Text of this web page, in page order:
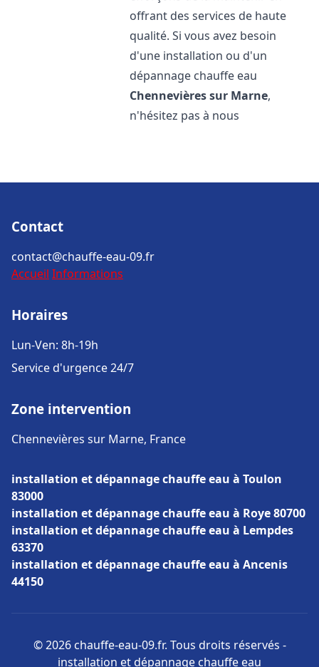
offrant des services de haute
qualité. Si vous avez besoin
d'une installation ou d'un
dépannage chauffe eau
Chennevières sur Marne,
n'hésitez pas à nous
Contact
contact@chauffe-eau-09.fr
Accueil Informations
Horaires
Lun-Ven: 8h-19h
Service d'urgence 24/7
Zone intervention
Chennevières sur Marne, France
installation et dépannage chauffe eau à Toulon
83000
installation et dépannage chauffe eau à Roye 80700
installation et dépannage chauffe eau à Lempdes
63370
installation et dépannage chauffe eau à Ancenis
44150
© 2026 chauffe-eau-09.fr. Tous droits réservés -
installation et dépannage chauffe eau